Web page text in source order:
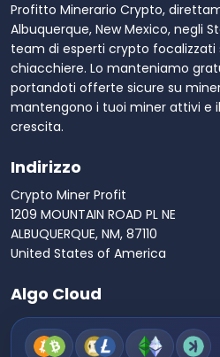
Profitto Minerario Crypto,
Albuquerque, New Mexico, negli
team di esperti crypto focalizzati
chiacchiere. Lo manteniamo
portandoti offerte sicure su
mantengono i tuoi miner attivi e
crescita.
Indirizzo
Crypto Miner Profit
1209 MOUNTAIN ROAD PL NE
ALBUQUERQUE, NM, 87110
United States of America
Algo Cloud